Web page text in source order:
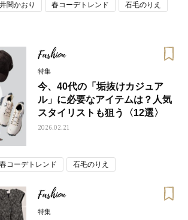
贈る「ジェンダーレ
人気の40代髪型・ヘア
井関かおり 春コーデトレンド 石毛のりえ
Fashion
特集
今、40代の「垢抜けカジュア
ル」に必要なアイテムは？人気
スタイリストも狙う〈12選〉
2026.02.21
春コーデトレンド 石毛のりえ
Fashion
特集